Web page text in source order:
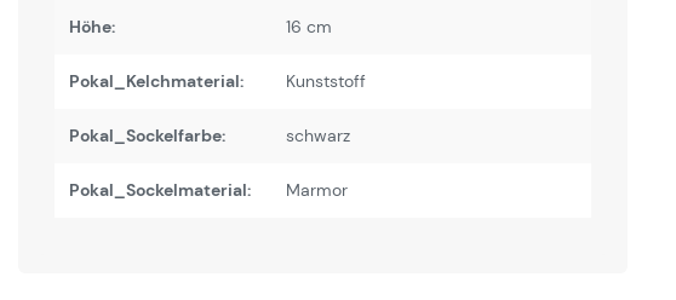
Höhe: 16 cm
Pokal_Kelchmaterial: Kunststoff
Pokal_Sockelfarbe: schwarz
Pokal_Sockelmaterial: Marmor